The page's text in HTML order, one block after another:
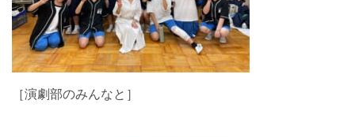
［演劇部のみんなと］